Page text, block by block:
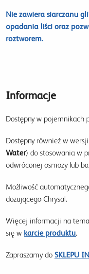
Nie zawiera siarczanu
opadania liści oraz
roztworem.
Informacje
Dostępny w
Dostępny również w
Water) do stosowania w
odwróconej osmozy lub
Możliwość
dozującego Chrysal.
Więcej informacji na
się w karcie produktu.
Zapraszamy do SKLEPU